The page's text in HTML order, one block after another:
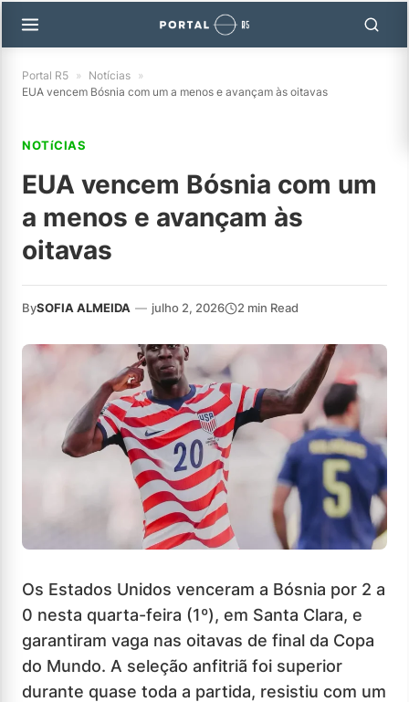
Portal R5 » Notícias »
EUA vencem Bósnia com um a menos e avançam às oitavas
NOTíCIAS
EUA vencem Bósnia com um
a menos e avançam às
oitavas
BySOFIA ALMEIDA — julho 2, 2026 2 min Read
Os Estados Unidos venceram a Bósnia por 2 a
0 nesta quarta-feira (1º), em Santa Clara, e
garantiram vaga nas oitavas de final da Copa
do Mundo. A seleção anfitriã foi superior
durante quase toda a partida, resistiu com um